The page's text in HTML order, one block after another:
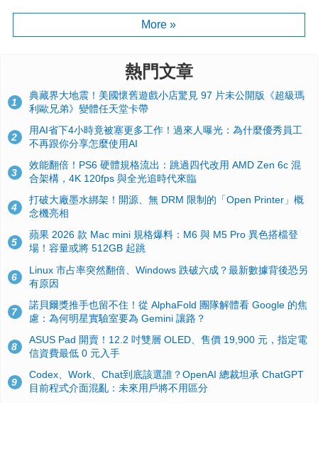
More »
熱門文章
1
典藏界大地震！美國懷舊遊戲小店驚見 97 片未公開版《超級瑪
利歐兄弟》變體任天堂卡帶
2
用AI省下4小時竟被塞更多工作！過來人曝光：為什麼優秀員工
不再跟你分享怎麼使用AI
3
效能翻倍！PS6 硬體規格流出：跳過四代改用 AMD Zen 6c 混
合架構，4K 120fps 與全光追時代來臨
4
打破大廠墨水綁架！開源、無 DRM 限制的「Open Printer」概
念機亮相
5
蘋果 2026 款 Mac mini 規格爆料：M6 與 M5 Pro 異色搭檔登
場！容量或將 512GB 起跳
6
Linux 市占率突然翻倍、Windows 跌破六成？最新數據背後恐另
有原因
7
諾貝爾獎推手也留不住！從 AlphaFold 團隊解體看 Google 的焦
慮：為何明星實驗室要為 Gemini 讓路？
8
ASUS Pad 開賣！12.2 吋雙層 OLED、售價 19,900 元，指定電
信資費最低 0 元入手
9
Codex、Work、Chat到底該選誰？OpenAI 總裁坦承 ChatGPT
目前程式介面混亂：未來用戶將不用區分